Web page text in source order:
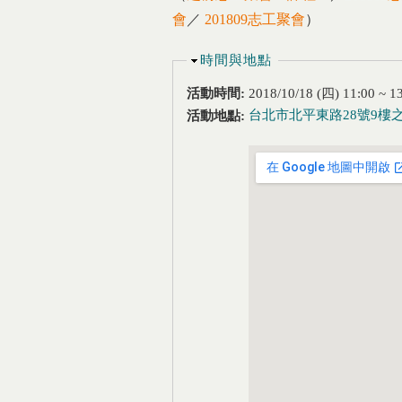
會 ／ 201809志工聚會）
隱藏
時間與地點
活動時間: 2018/10/18 (四) 11:00 ~
活動地點: 台北市北平東路28號9樓